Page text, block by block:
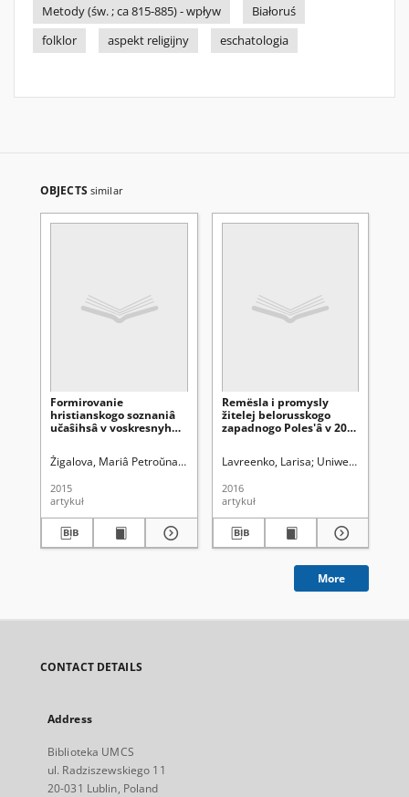
Metody (św. ; ca 815-885) - wpływ
Białoruś
folklor
aspekt religijny eschatologia
OBJECTS similar
Formirovanie
hristianskogo soznaniâ
učaŝihsâ v voskresnyh
- načala XXI veka (na
primere Maloritčiny
Žigalova, Mariâ Petroŭna (1951-) Uniwersytet Marii Curie-
2015
artykuł
Remësla i promysly
žitelej belorusskogo
zapadnogo Poles'â v 20-
Lavreenko, Larisa Uniwersytet Marii
2016
artykuł
More
CONTACT DETAILS
Address
Biblioteka UMCS
ul. Radziszewskiego 11
20-031 Lublin, Poland